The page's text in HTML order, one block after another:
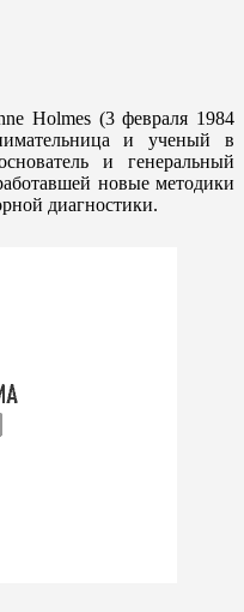
Holmes (3 февраля 1984
и ученый в
и генеральный
новые методики
диагностики.